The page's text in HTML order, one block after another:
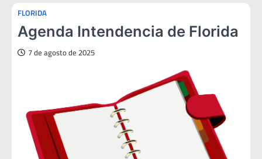
FLORIDA
Agenda Intendencia de Florida
7 de agosto de 2025